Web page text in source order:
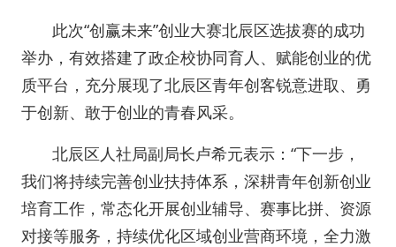
此次“创赢未来”创业大赛北辰区选拔赛的成功
举办，有效搭建了政企校协同育人、赋能创业的优
质平台，充分展现了北辰区青年创客锐意进取、勇
于创新、敢于创业的青春风采。
北辰区人社局副局长卢希元表示：“下一步，
我们将持续完善创业扶持体系，深耕青年创新创业
培育工作，常态化开展创业辅导、赛事比拼、资源
对接等服务，持续优化区域创业营商环境，全力激